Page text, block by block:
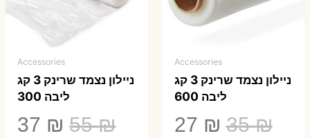
Accessories
ניילון נצמד שרינק 3 קג
ליבה 600
35₪
המחיר
27 ₪
Accessories
ניילון נצמד שרינק 3 קג
ליבה 300
55₪
המחיר
37 ₪